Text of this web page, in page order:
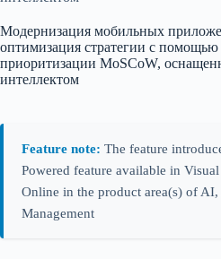
Модернизация мобильных
оптимизация стратегии с помощью
приоритизации MoSCoW,
интеллектом
Feature note: The feature
Powered feature available in
Online in the product area(s) of
Management